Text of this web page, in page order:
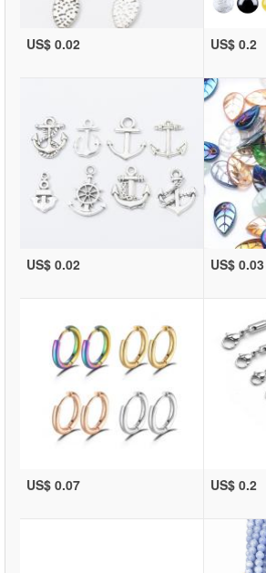
US$ 0.02 US$ 0.2
US$ 0.02 US$ 0.03
US$ 0.07 US$ 0.2